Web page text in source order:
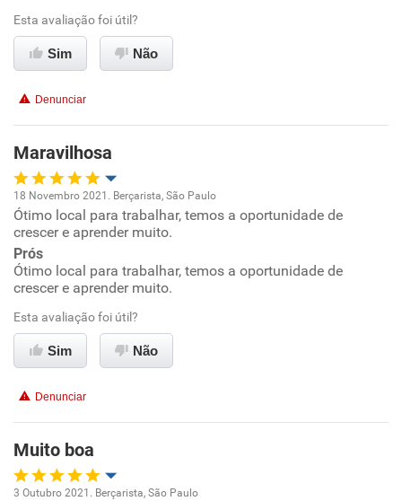
Ambiente de trabalho
Benefícios
Recomenda esta empresa
Recomenda a diretoria
Esta avaliação foi útil?
Sim Não
Denunciar
Maravilhosa
Oportunidade de promoção
Ambiente de trabalho
Benefícios
Recomenda esta empresa
Recomenda a diretoria
18 Novembro 2021. Berçarista, São Paulo
Ótimo local para trabalhar, temos a oportunidade de
crescer e aprender muito.
Prós
Ótimo local para trabalhar, temos a oportunidade de
crescer e aprender muito.
Esta avaliação foi útil?
Sim Não
Denunciar
Muito boa
3 Outubro 2021. Berçarista, São Paulo